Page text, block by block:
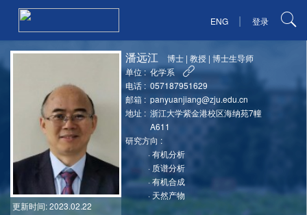
ENG | 登录
更新时间: 2023.02.22
潘远江 博士 |教授 |博士生导师
单位 : 化学系
电话 : 057187951629
邮箱 : panyuanjiang@zju.edu.cn
地址 : 浙江大学紫金港校区海纳苑7幢
A611
研究方向 :
·有机分析
· 质谱分析
·有机合成
· 天然产物